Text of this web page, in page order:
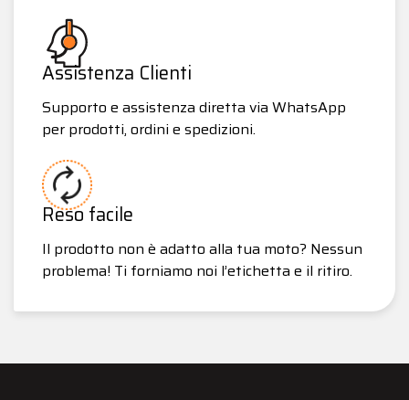
Assistenza Clienti
Supporto e assistenza diretta via WhatsApp
per prodotti, ordini e spedizioni.
Reso facile
Il prodotto non è adatto alla tua moto? Nessun
problema! Ti forniamo noi l’etichetta e il ritiro.